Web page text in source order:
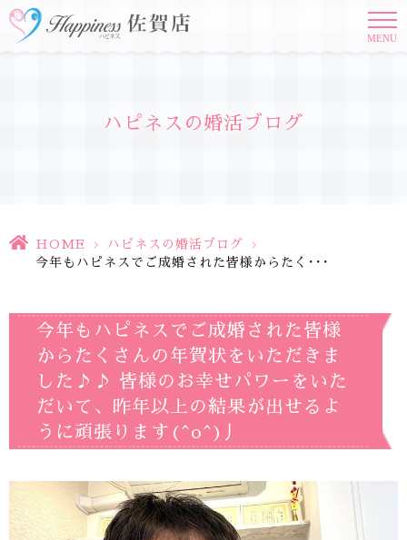
MENU
ハピネスの婚活ブログ
HOME > ハピネスの婚活ブログ
>
今年もハピネスでご成婚された皆様からたく･･･
今年もハピネスでご成婚された皆様
からたくさんの年賀状をいただきま
した♪♪ 皆様のお幸せパワーをいた
だいて、昨年以上の結果が出せるよ
うに頑張ります(^o^)丿